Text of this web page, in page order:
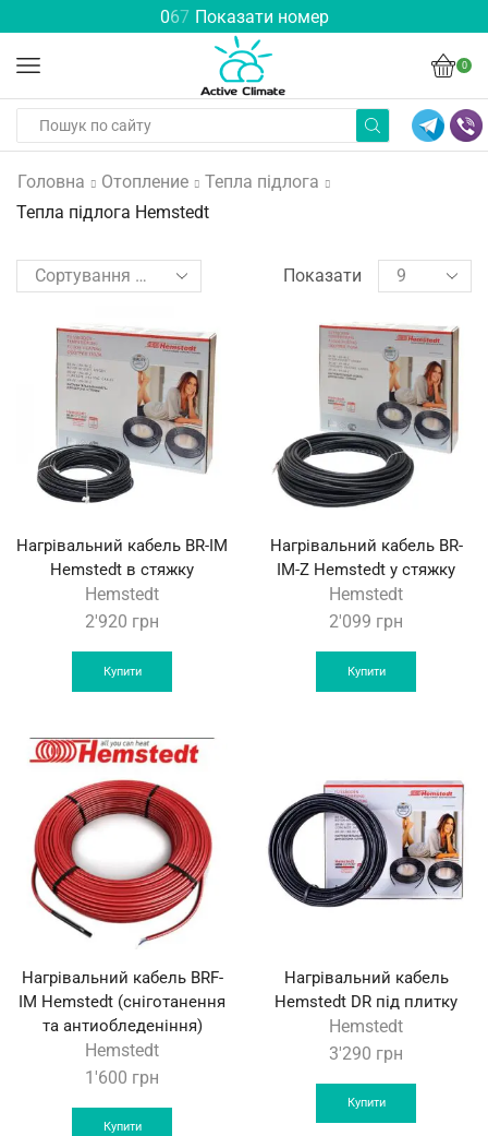
067 Показати номер
0
Головна Отопление
Тепла підлога
Тепла підлога Hemstedt
Показати
Нагрівальний кабель BR-IM
Hemstedt в стяжку
Hemstedt
2'920 грн
Купити
Нагрівальний кабель BR-
IM-Z Hemstedt у стяжку
Hemstedt
2'099 грн
Купити
Нагрівальний кабель BRF-
IM Hemstedt (сніготанення
та антиобледеніння)
Hemstedt
1'600 грн
Купити
Нагрівальний кабель
Hemstedt DR під плитку
Hemstedt
3'290 грн
Купити